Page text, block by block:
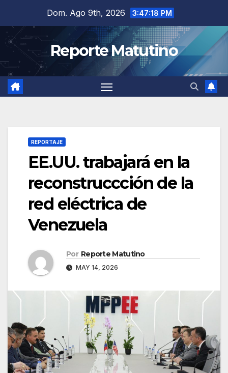
contenido
Dom. Ago 9th, 2026 3:47:19 PM
Reporte Matutino
REPORTAJE
EE.UU. trabajará en la
reconstruccción de la
red eléctrica de
Venezuela
Por Reporte Matutino
MAY 14, 2026